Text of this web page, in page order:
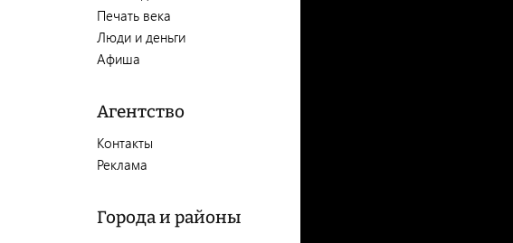
Печать века
Люди и деньги
Афиша
Агентство
Контакты
Реклама
Города и районы